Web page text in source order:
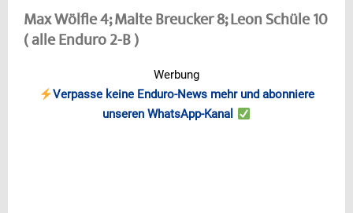
Max Wölfle 4; Malte Breucker 8; Leon Schüle 10
( alle Enduro 2-B )
Werbung
Verpasse keine Enduro-News mehr und abonniere
unseren WhatsApp-Kanal